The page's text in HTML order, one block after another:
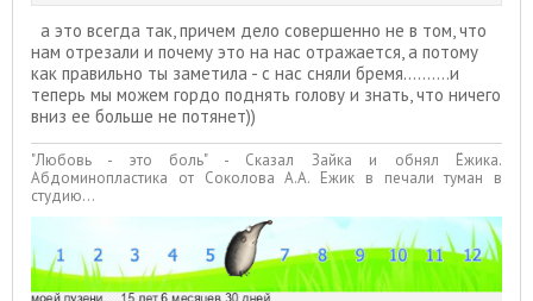
а это всегда так, причем дело совершенно не в том, что
нам отрезали и почему это на нас отражается, а потому
как правильно ты заметила - с нас сняли бремя..........и
теперь мы можем гордо поднять голову и знать, что ничего
вниз ее больше не потянет))
"Любовь - это боль" - Сказал Зайка и обнял Ёжика.
Абдоминопластика от Соколова А.А. Ежик в печали туман в
студию...